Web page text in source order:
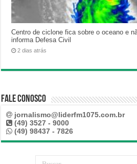
Centro de ciclone fica sobre o oceano e
informa Defesa Civil
2 dias atrás
Fale Conosco
jornalismo@liderfm1075.com.br
(49) 3527 - 9000
(49) 98437 - 7826